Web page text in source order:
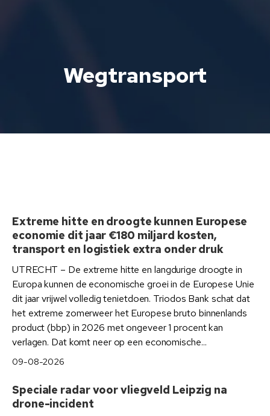
Wegtransport
Extreme hitte en droogte kunnen Europese
economie dit jaar €180 miljard kosten,
transport en logistiek extra onder druk
UTRECHT – De extreme hitte en langdurige droogte in
Europa kunnen de economische groei in de Europese Unie
dit jaar vrijwel volledig tenietdoen. Triodos Bank schat dat
het extreme zomerweer het Europese bruto binnenlands
product (bbp) in 2026 met ongeveer 1 procent kan
verlagen. Dat komt neer op een economische...
09-08-2026
Speciale radar voor vliegveld Leipzig na
drone-incident